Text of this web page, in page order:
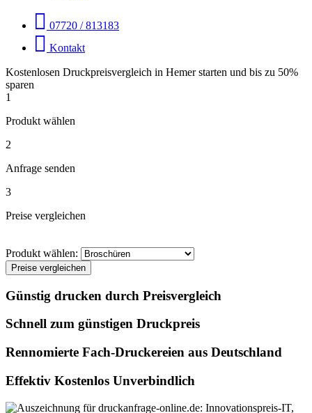
07720 / 813183
Kontakt
Kostenlosen Druckpreisvergleich in Hemer starten und bis zu 50%
sparen
1
Produkt wählen
2
Anfrage senden
3
Preise vergleichen
Produkt wählen:
Preise vergleichen
Günstig drucken durch Preisvergleich
Schnell zum günstigen Druckpreis
Rennomierte Fach-Druckereien aus Deutschland
Effektiv Kostenlos Unverbindlich